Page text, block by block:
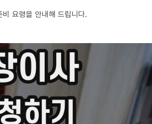
요령을 안내해 드립니다.